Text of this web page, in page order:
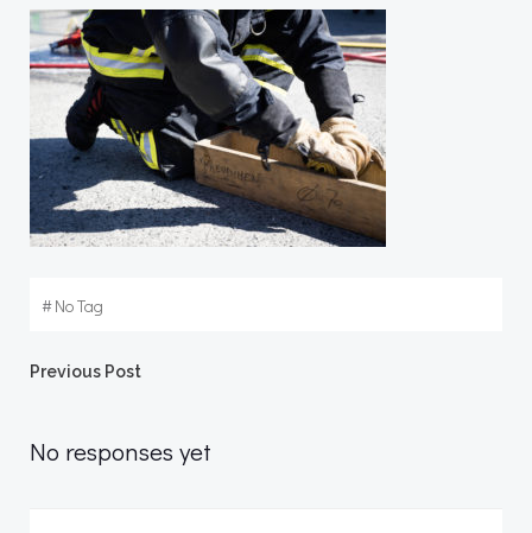
#No Tag
Post
navigation
Previous Post
No responses yet